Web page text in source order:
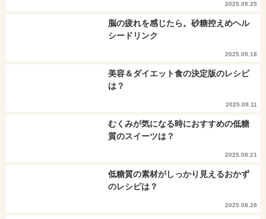
2025.09.25
脳の疲れを感じたら。砂糖控えめヘル
シードリンク
2025.09.18
美容＆ダイエット食の決定版のレシピ
は？
2025.09.11
むくみが気になる時におすすめの低糖
質のスイーツは？
2025.08.21
低糖質の素材がしっかり見えるおかず
のレシピは？
2025.08.28